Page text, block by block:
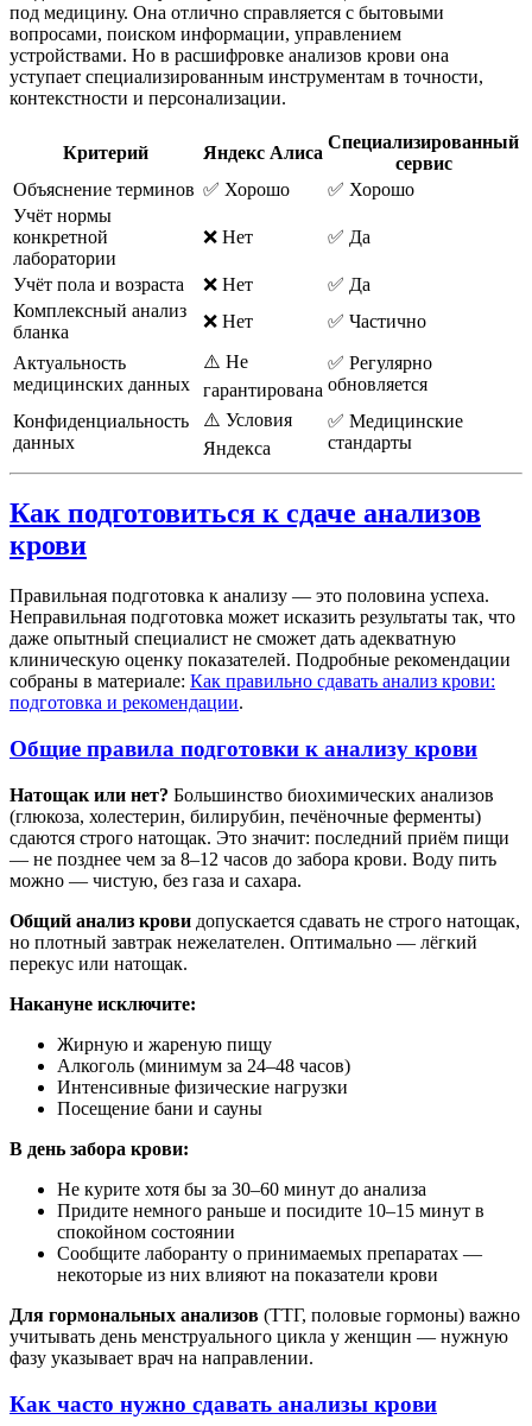
под медицину. Она отлично справляется с бытовыми
вопросами, поиском информации, управлением
устройствами. Но в расшифровке анализов крови она
уступает специализированным инструментам в точности,
контекстности и персонализации.
Критерий Яндекс Алиса
Специализированный
сервис
Объяснение терминов ✅ Хорошо
✅ Хорошо
Учёт нормы
конкретной
лаборатории
❌ Нет ✅ Да
Учёт пола и возраста ❌ Нет
✅ Да
Комплексный анализ
бланка
❌ Нет ✅ Частично
Актуальность
медицинских данных
⚠️ Не
гарантирована
✅ Регулярно
обновляется
Конфиденциальность
данных
⚠️ Условия
Яндекса
✅ Медицинские
стандарты
Как подготовиться к сдаче анализов
крови
Правильная подготовка к анализу — это половина успеха.
Неправильная подготовка может исказить результаты так, что
даже опытный специалист не сможет дать адекватную
клиническую оценку показателей. Подробные рекомендации
собраны в материале: Как правильно сдавать анализ крови:
подготовка и рекомендации.
Общие правила подготовки к анализу крови
Натощак или нет? Большинство биохимических анализов
(глюкоза, холестерин, билирубин, печёночные ферменты)
сдаются строго натощак. Это значит: последний приём пищи
— не позднее чем за 8–12 часов до забора крови. Воду пить
можно — чистую, без газа и сахара.
Общий анализ крови допускается сдавать не строго натощак,
но плотный завтрак нежелателен. Оптимально — лёгкий
перекус или натощак.
Накануне исключите:
Жирную и жареную пищу
Алкоголь (минимум за 24–48 часов)
Интенсивные физические нагрузки
Посещение бани и сауны
В день забора крови:
Не курите хотя бы за 30–60 минут до анализа
Придите немного раньше и посидите 10–15 минут в
спокойном состоянии
Сообщите лаборанту о принимаемых препаратах —
некоторые из них влияют на показатели крови
Для гормональных анализов (ТТГ, половые гормоны) важно
учитывать день менструального цикла у женщин — нужную
фазу указывает врач на направлении.
Как часто нужно сдавать анализы крови